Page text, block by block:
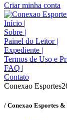
Criar minha conta
Início |
Sobre |
Painel do Leitor |
Expediente |
Termos de Uso e
FAQ |
Contato
Conexao
/ Conexao Esportes